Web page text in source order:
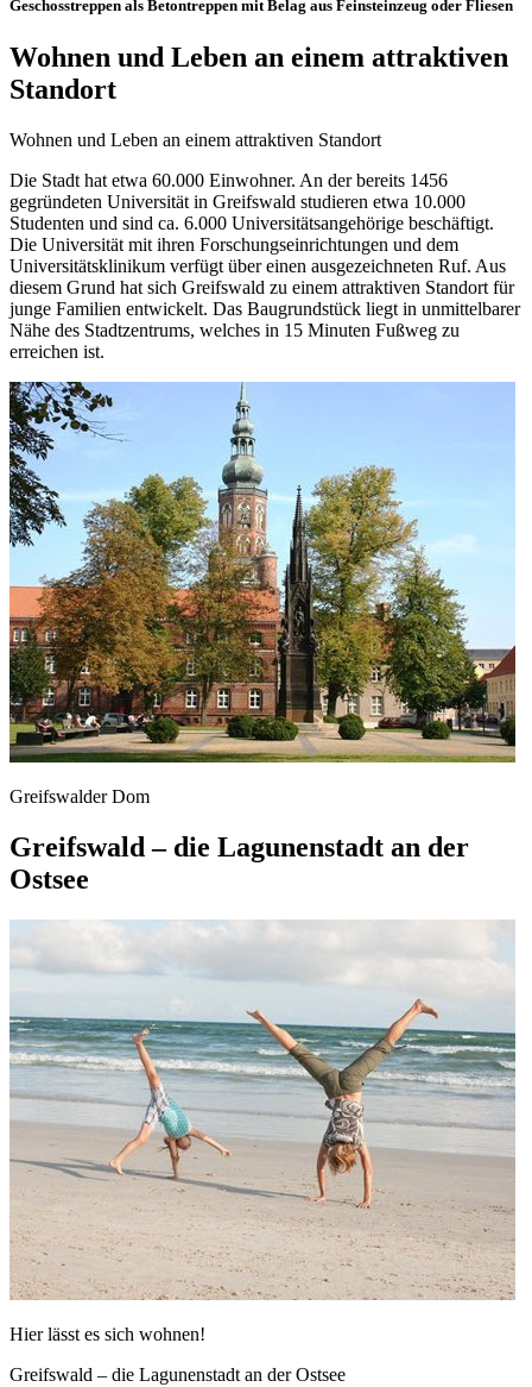
Geschosstreppen als Betontreppen mit Belag aus Feinsteinzeug oder Fliesen
Wohnen und Leben an einem attraktiven
Standort
Wohnen und Leben an einem attraktiven Standort
Die Stadt hat etwa 60.000 Einwohner. An der bereits 1456
gegründeten Universität in Greifswald studieren etwa 10.000
Studen­ten und sind ca. 6.000 Universitätsangehö­rige beschäftigt.
Die Universität mit ihren Forschungseinrichtungen und dem
Universi­tätsklinikum verfügt über einen ausgezeich­neten Ruf. Aus
diesem Grund hat sich Greifswald zu ei­nem attraktiven Standort für
junge Familien entwickelt. Das Baugrundstück liegt in unmittelbarer
Nähe des Stadtzentrums, welches in 15 Minuten Fußweg zu
erreichen ist.
Greifswalder Dom
Greifswald – die Lagunenstadt an der
Ostsee
Hier lässt es sich wohnen!
Greifswald – die Lagunenstadt an der Ostsee